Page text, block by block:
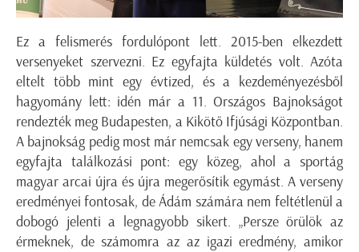
Ez a felismerés fordulópont lett. 2015-ben elkezdett
versenyeket szervezni. Ez egyfajta küldetés volt. Azóta
eltelt több mint egy évtized, és a kezdeményezésből
hagyomány lett: idén már a 11. Országos Bajnokságot
rendezték meg Budapesten, a Kikötő Ifjúsági Központban.
A bajnokság pedig most már nemcsak egy verseny, hanem
egyfajta találkozási pont: egy közeg, ahol a sportág
magyar arcai újra és újra megerősítik egymást. A verseny
eredményei fontosak, de Ádám számára nem feltétlenül a
dobogó jelenti a legnagyobb sikert. „Persze örülök az
érmeknek, de számomra az az igazi eredmény, amikor